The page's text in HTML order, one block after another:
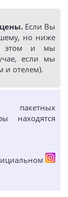
Если Вы
но ниже
этом и мы
если мы
и отелем).
находятся